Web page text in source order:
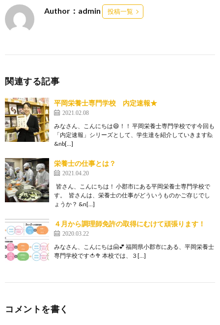
Author：admin 投稿一覧
関連する記事
平岡栄養士専門学校 内定速報★
2021.02.08
みなさん、こんにちは😄！！ 平岡栄養士専門学校です今回も
「内定速報」シリーズとして、学生達を紹介していきます🙋
&nb[…]
栄養士の仕事とは？
2021.04.20
皆さん、こんにちは！ 小郡市にある平岡栄養士専門学校で
す。 皆さんは、栄養士の仕事がどういうものかご存じでし
ょうか？ &n[…]
４月から調理師免許の取得にむけて頑張ります！
2020.03.22
みなさん、こんにちは🤗💕 福岡県小郡市にある、平岡栄養士
専門学校です🍅🥦 本校では、３[…]
コメントを書く